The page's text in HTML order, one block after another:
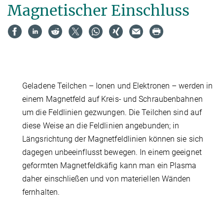
Magnetischer Einschluss
Geladene Teilchen – Ionen und Elektronen – werden in
einem Magnetfeld auf Kreis- und Schraubenbahnen
um die Feldlinien gezwungen. Die Teilchen sind auf
diese Weise an die Feldlinien angebunden; in
Längsrichtung der Magnetfeldlinien können sie sich
dagegen unbeeinflusst bewegen. In einem geeignet
geformten Magnetfeldkäfig kann man ein Plasma
daher einschließen und von materiellen Wänden
fernhalten.